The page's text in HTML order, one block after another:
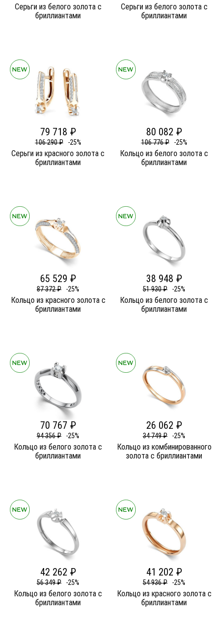
Серьги из белого золота c
бриллиантами
Серьги из белого золота c
бриллиантами
79 718 ₽
106 290 ₽ -25%
Серьги из красного золота c
бриллиантами
80 082 ₽
106 776 ₽ -25%
Кольцо из белого золота c
бриллиантами
65 529 ₽
87 372 ₽ -25%
Кольцо из красного золота c
бриллиантами
38 948 ₽
51 930 ₽ -25%
Кольцо из белого золота c
бриллиантами
70 767 ₽
94 356 ₽ -25%
Кольцо из белого золота c
бриллиантами
26 062 ₽
34 749 ₽ -25%
Кольцо из комбинированного
золота c бриллиантами
42 262 ₽
56 349 ₽ -25%
Кольцо из белого золота c
бриллиантами
41 202 ₽
54 936 ₽ -25%
Кольцо из красного золота c
бриллиантами